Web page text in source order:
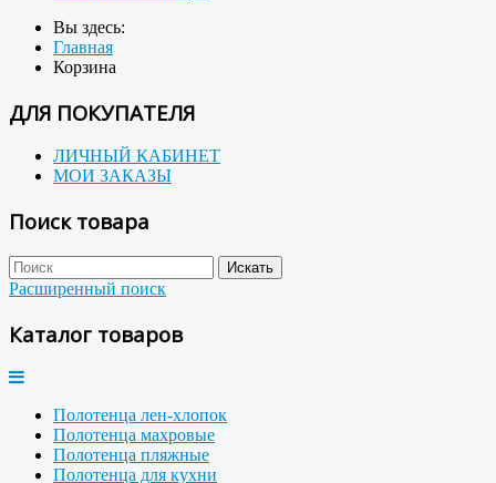
Вы здесь:
Главная
Корзина
ДЛЯ ПОКУПАТЕЛЯ
ЛИЧНЫЙ КАБИНЕТ
МОИ ЗАКАЗЫ
Поиск товара
Расширенный поиск
Каталог товаров
Полотенца лен-хлопок
Полотенца махровые
Полотенца пляжные
Полотенца для кухни